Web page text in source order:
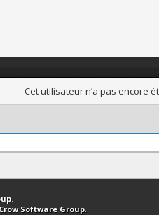
Cet utilisateur n’a pas encore
en haut Version bas-débit
.
Software Group.